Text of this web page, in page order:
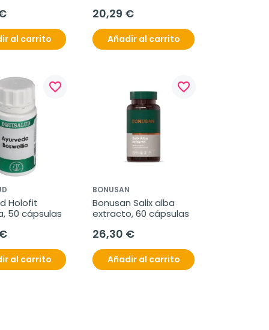
al carrito
20,29 €
Añadir al carrito
favorite_border
Holofit
50 cápsulas
al carrito
favorite_border
BONUSAN
Bonusan Salix alba
extracto, 60 cápsulas
26,30 €
Añadir al carrito